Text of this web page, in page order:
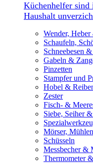
Küchenhelfer sind
Haushalt
Wender, Heber
Schaufeln,
Schneebesen
Gabeln &
Pinzetten
Stampfer und
Hobel &
Zester
Fisch- &
Siebe, Seiher
Mörser,
Schüsseln
Messbecher &
Thermometer